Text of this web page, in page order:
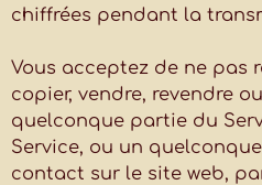
chiffrées pendant la
Vous acceptez de ne pas
copier, vendre, revendre
quelconque partie du
Service, ou un
contact sur le site web,